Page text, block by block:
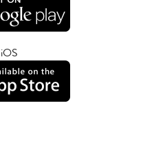
iOS